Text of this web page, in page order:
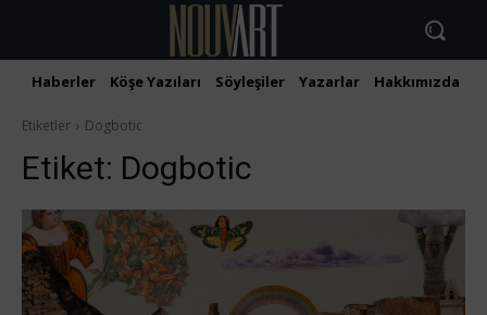
Haberler Köşe Yazıları Söyleşiler Yazarlar Hakkımızda
Etiketler Dogbotic
Etiket: Dogbotic